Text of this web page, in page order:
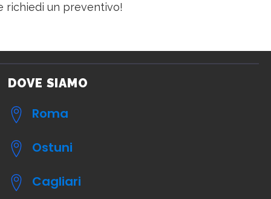
richiedi un preventivo!
DOVE SIAMO
Roma
Ostuni
Cagliari